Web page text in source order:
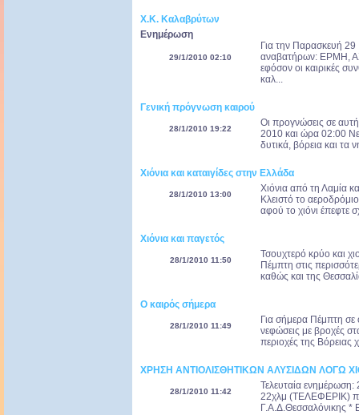
Χ.Κ. Καλαβρύτων
Ενημέρωση
29/1/2010 02:10
Για την Παρασκευή 29
αναβατήρων: ΕΡΜΗ,
εφόσον οι καιρικές
καλ...
Γενική πρόγνωση καιρού
28/1/2010 19:22
Οι προγνώσεις σε
2010 και ώρα 02:00
δυτικά, βόρεια και τα
Χιόνια και καταιγίδες στην Ελλάδα
28/1/2010 13:00
Χιόνια από τη Λαμία
Κλειστό το
αφού το χιόνι έπεφτε
Χιόνια και παγετός
28/1/2010 11:50
Τσουχτερό κρύο και
Πέμπτη στις
καθώς και της
Ο καιρός σήμερα
28/1/2010 11:49
Για σήμερα Πέμπτη
νεφώσεις με βροχές
περιοχές της Βόρειας
ΧΡΗΣΗ ΑΝΤΙΟΛΙΣΘΗΤΙΚΩΝ ΑΛΥΣΙΔΩΝ ΛΟΓΩ
28/1/2010 11:42
Τελευταία
22χλμ (ΤΕΛΕΦΕΡΙΚ)
Γ.Α.Δ.Θεσσαλόνικης *